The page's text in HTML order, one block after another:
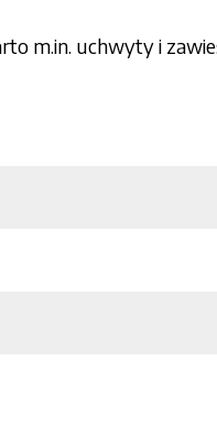
m.in. uchwyty i